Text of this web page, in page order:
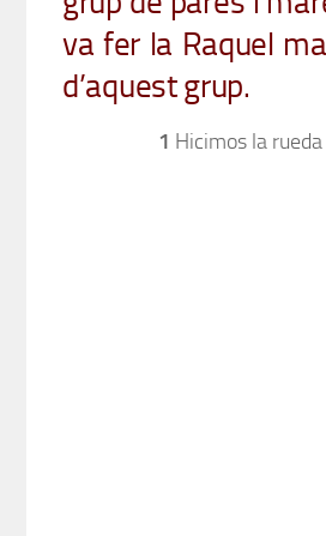
va fer la Raquel
d’aquest grup.
1 Hicimos la